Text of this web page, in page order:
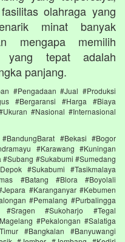
olahraga yang
minat banyak
mengapa memilih
yang tepat adalah
panjang.
#Pengadaan #Jual #Produksi
#Bergaransi #Harga #Biaya
#Nasional #Internasional
#Bekasi #Bogor
#Karawang #Kuningan
#Sukabumi #Sumedang
#Sukabumi #Tasikmalaya
#Batang #Blora #Boyolali
#Karanganyar #Kebumen
#Pemalang #Purbalingga
#Sragen #Sukoharjo #Tegal
#Pekalongan #Salatiga
#Bangkalan #Banyuwangi